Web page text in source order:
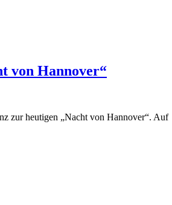
von Hannover“
zur heutigen „Nacht von Hannover“. Auf